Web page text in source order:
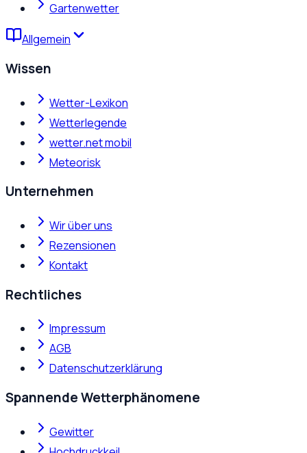
Gartenwetter
Allgemein
Wissen
Wetter-Lexikon
Wetterlegende
wetter.net mobil
Meteorisk
Unternehmen
Wir über uns
Rezensionen
Kontakt
Rechtliches
Impressum
AGB
Datenschutzerklärung
Spannende Wetterphänomene
Gewitter